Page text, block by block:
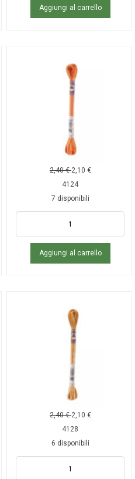
Aggiungi al carrello
2,40€ 2,10 €
4124
7 disponibili
Aggiungi al carrello
2,40€ 2,10 €
4128
6 disponibili